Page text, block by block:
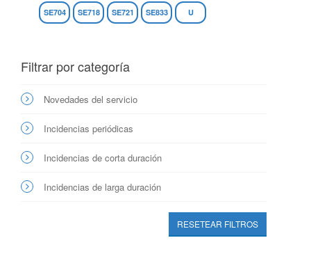
SE704 SE718 SE721 SE833 U
Filtrar por categoría
Novedades del servicio
Incidencias periódicas
Incidencias de corta duración
Incidencias de larga duración
RESETEAR FILTROS